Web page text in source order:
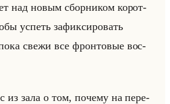
над новым сбор­ни­ком ко­рот­
успеть за­фик­си­ро­вать
свежи все фрон­то­вые вос­
из зала о том, по­че­му на пе­ре­